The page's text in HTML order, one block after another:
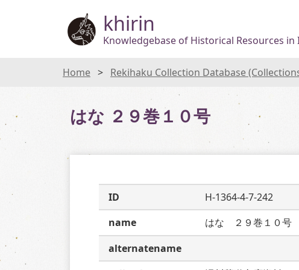
khirin
Knowledgebase of Historical Resources
Home Rekihaku Collection Database
はな ２９巻１０号
ID
H-1364-4-7-242
name
はな　２９巻１０号
alternatename